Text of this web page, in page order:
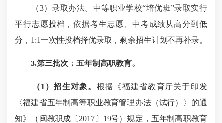
（3）录取办法。中等职业学校“培优班”录取实行
平行志愿投档，依据考生志愿、中考成绩从高分到低
分，1:1一次性投档择优录取，剩余招生计划不再补录。
3.第三批次：五年制高职教育。
（1）招生对象。 根据《福建省教育厅关于印发
〈福建省五年制高等职业教育管理办法（试行）〉的通
知》（闽教职成〔2017〕19号）规定，五年制高职教育